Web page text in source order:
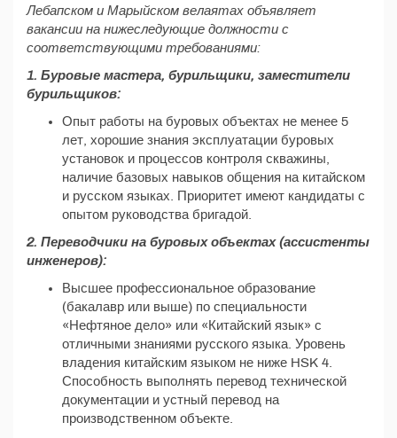
Лебапском и Марыйском велаятах объявляет
вакансии на нижеследующие должности с
соответствующими требованиями:
1. Буровые мастера, бурильщики, заместители
бурильщиков:
Опыт работы на буровых объектах не менее 5
лет, хорошие знания эксплуатации буровых
установок и процессов контроля скважины,
наличие базовых навыков общения на китайском
и русском языках. Приоритет имеют кандидаты с
опытом руководства бригадой.
2. Переводчики на буровых объектах (ассистенты
инженеров):
Высшее профессиональное образование
(бакалавр или выше) по специальности
«Нефтяное дело» или «Китайский язык» с
отличными знаниями русского языка. Уровень
владения китайским языком не ниже HSK 4.
Способность выполнять перевод технической
документации и устный перевод на
производственном объекте.